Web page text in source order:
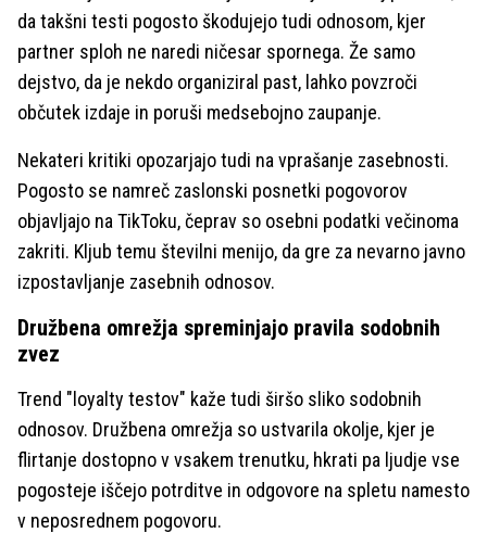
da takšni testi pogosto škodujejo tudi odnosom, kjer
partner sploh ne naredi ničesar spornega. Že samo
dejstvo, da je nekdo organiziral past, lahko povzroči
občutek izdaje in poruši medsebojno zaupanje.
Nekateri kritiki opozarjajo tudi na vprašanje zasebnosti.
Pogosto se namreč zaslonski posnetki pogovorov
objavljajo na TikToku, čeprav so osebni podatki večinoma
zakriti. Kljub temu številni menijo, da gre za nevarno javno
izpostavljanje zasebnih odnosov.
Družbena omrežja spreminjajo pravila sodobnih
zvez
Trend "loyalty testov" kaže tudi širšo sliko sodobnih
odnosov. Družbena omrežja so ustvarila okolje, kjer je
flirtanje dostopno v vsakem trenutku, hkrati pa ljudje vse
pogosteje iščejo potrditve in odgovore na spletu namesto
v neposrednem pogovoru.